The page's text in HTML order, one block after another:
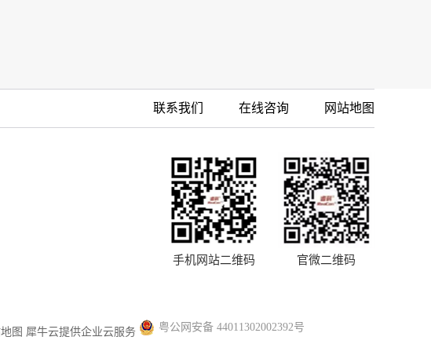
联系我们 在线咨询 网站地图
官微二维码
手机网站二维码
图 犀牛云提供企业云服务 粤公网安备 44011302002392号